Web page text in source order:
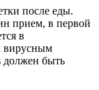
после еды.
прием, в первой
в
вирусным
должен быть